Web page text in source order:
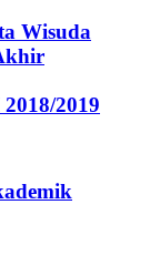
Wisuda
2019